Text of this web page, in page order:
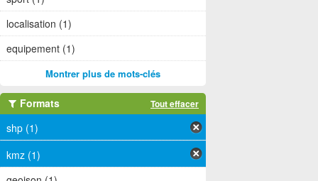
localisation (1)
equipement (1)
Montrer plus de mots-clés
Formats Tout effacer
shp (1)
kmz (1)